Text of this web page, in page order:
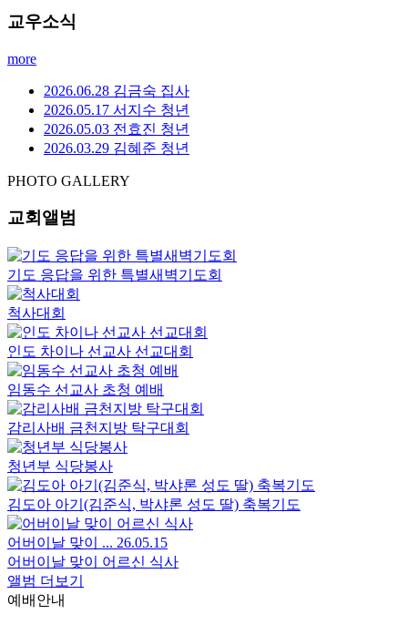
교우소식
more
2026.06.28 김금숙 집사
2026.05.17 서지수 청년
2026.05.03 전효진 청년
2026.03.29 김혜준 청년
PHOTO GALLERY
교회앨범
기도 응답을 위한 특별새벽기도회
척사대회
인도 차이나 선교사 선교대회
임동수 선교사 초청 예배
감리사배 금천지방 탁구대회
청년부 식당봉사
김도아 아기(김준식, 박샤론 성도 딸) 축복기도
어버이날 맞이 ... 26.05.15
어버이날 맞이 어르신 식사
앨범 더보기
예배안내